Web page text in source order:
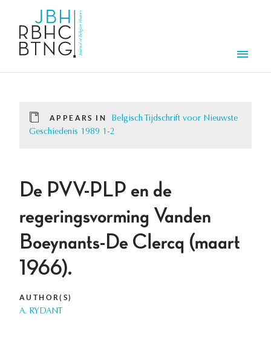
APPEARS IN
Belgisch Tijdschrift voor Nieuwste
Geschiedenis 1989 1-2
De PVV-PLP en de
regeringsvorming Vanden
Boeynants-De Clercq (maart
1966).
AUTHOR(S)
A. RYDANT